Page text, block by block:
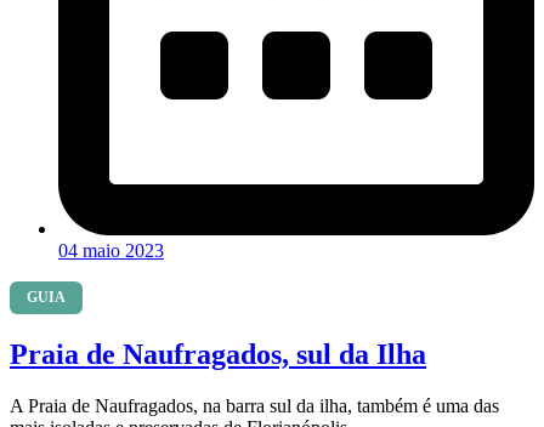
04 maio 2023
GUIA
Praia de Naufragados, sul da Ilha
A Praia de Naufragados, na barra sul da ilha, também é uma das